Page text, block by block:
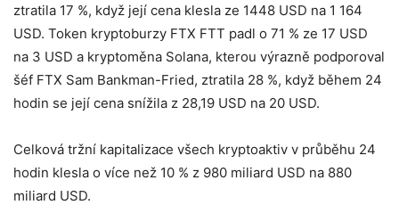
ztratila 17 %, když její cena klesla ze 1448 USD na 1 164
USD. Token kryptoburzy FTX FTT padl o 71 % ze 17 USD
na 3 USD a kryptoměna Solana, kterou výrazně podporoval
šéf FTX Sam Bankman-Fried, ztratila 28 %, když během 24
hodin se její cena snížila z 28,19 USD na 20 USD.
Celková tržní kapitalizace všech kryptoaktiv v průběhu 24
hodin klesla o více než 10 % z 980 miliard USD na 880
miliard USD.